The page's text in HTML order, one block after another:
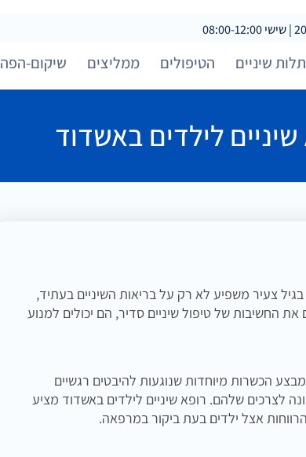
שיניים הטיפולים ממליצים שיקום-הפה
לילדים באשדוד
בגיל צעיר משפיע לא רק על בריאות השיניים בעתיד,
החשיבות של טיפול שיניים סדיר, הם יכולים למנוע
הכשרות מיוחדות שנוגעות להיבטים רגשיים
לצרכים שלהם. רופא שיניים לילדים באשדוד מציע
אצל ילדים בעת ביקור במרפאה.